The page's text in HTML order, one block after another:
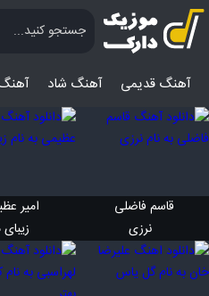
آهنگ قدیمی آهنگ‌ شاد
قاسم فاضلی
نرزی
امیر